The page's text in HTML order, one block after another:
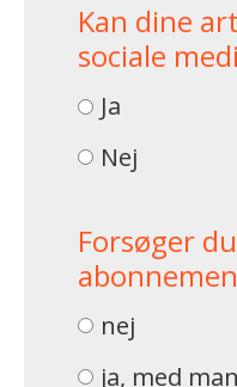
Kan dine
sociale
Ja
Nej
Forsøger
nej
ja, med